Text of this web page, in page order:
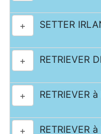
+ SETTER
+ RETRIEVER
+ RETRIEVER
+ RETRIEVER